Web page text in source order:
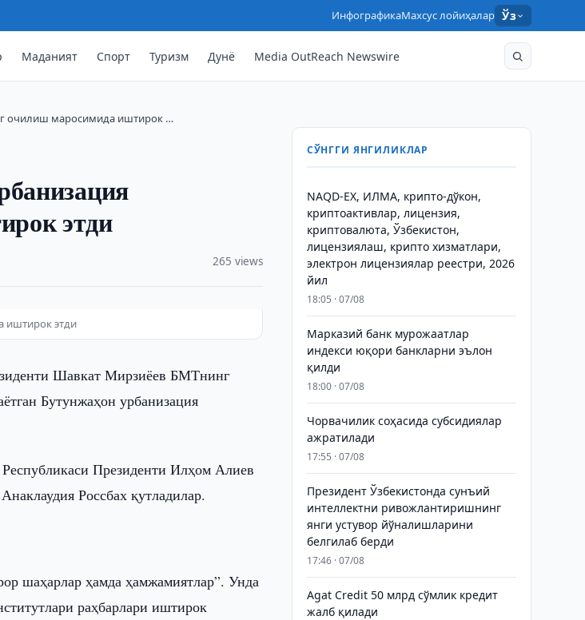
ИнфографикаМахсус лойиҳалар Ўз
Маданият Спорт Туризм Дунё Media OutReach Newswire
очилиш маросимида иштирок …
этди
265 views
иштирок этди
Шавкат Мирзиёев БМТнинг
Бутунжаҳон урбанизация
Президенти Илҳом Алиев
Россбах қутладилар.
шаҳарлар ҳамда ҳамжамиятлар”. Унда
раҳбарлари иштирок
СЎНГГИ ЯНГИЛИКЛАР
NAQD-EX, ИЛМА, крипто-дўкон,
криптоактивлар, лицензия,
криптовалюта, Ўзбекистон,
лицензиялаш, крипто хизматлари,
электрон лицензиялар реестри, 2026
йил
18:05 · 07/08
Марказий банк мурожаатлар
индекси юқори банкларни эълон
қилди
18:00 · 07/08
Чорвачилик соҳасида субсидиялар
ажратилади
17:55 · 07/08
Президент Ўзбекистонда сунъий
интеллектни ривожлантиришнинг
янги устувор йўналишларини
белгилаб берди
17:46 · 07/08
Agat Credit 50 млрд сўмлик кредит
жалб қилади